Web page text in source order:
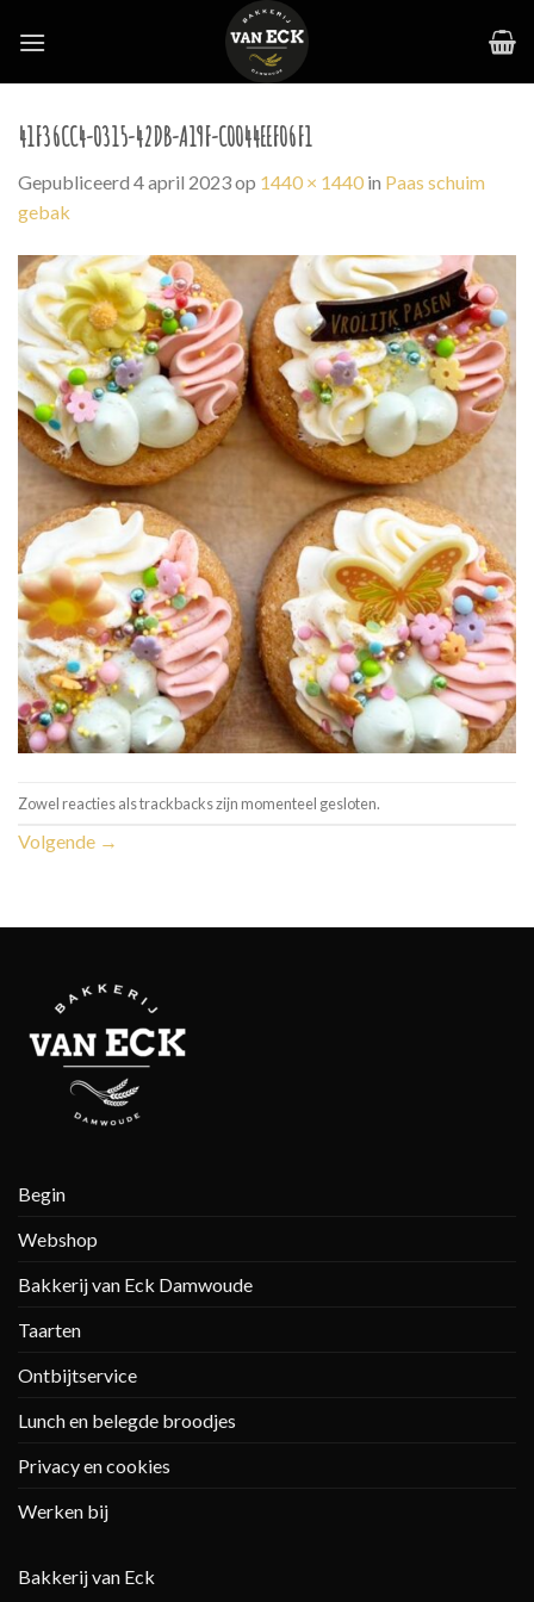
41F36CC4-0315-42DB-A19F-C0044EEF06F1
Gepubliceerd 4 april 2023op 1440 × 1440 in Paas schuim
gebak
Zowel reacties als trackbacks zijn momenteel gesloten.
Volgende →
Begin
Webshop
Bakkerij van Eck Damwoude
Taarten
Ontbijtservice
Lunch en belegde broodjes
Privacy en cookies
Werken bij
Bakkerij van Eck